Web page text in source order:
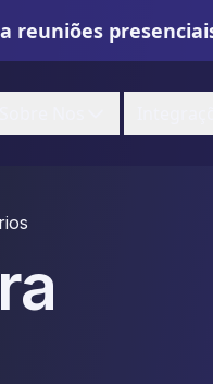
reuniões